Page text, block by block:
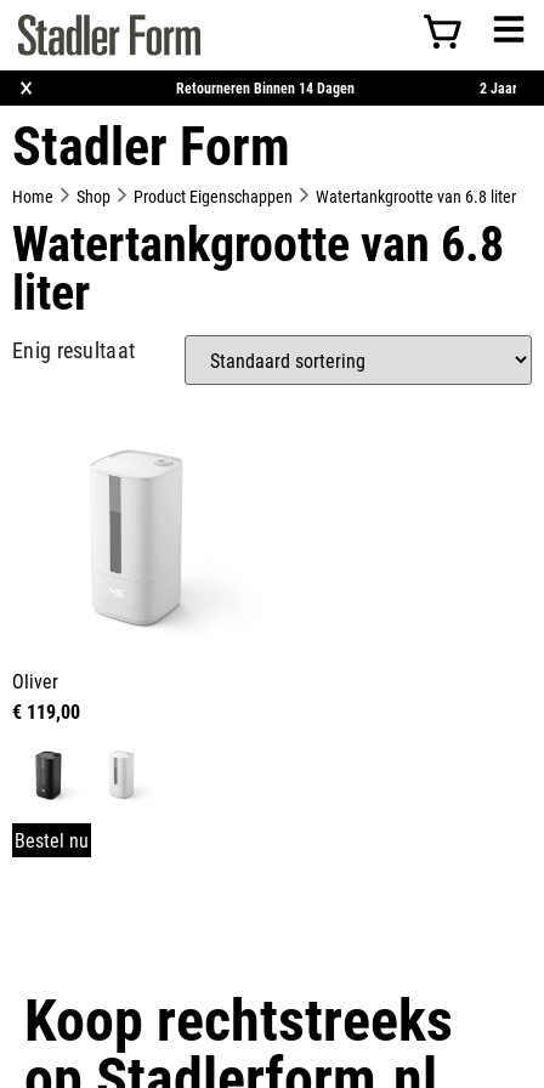
× Vanaf €50 Retourneren Binnen 14 Dagen
Stadler Form
Home Shop Product Eigenschappen Watertankgrootte van 6.8 liter
Watertankgrootte van 6.8
liter
Enig resultaat
Oliver
€ 119,00
Bestel nu
Koop rechtstreeks